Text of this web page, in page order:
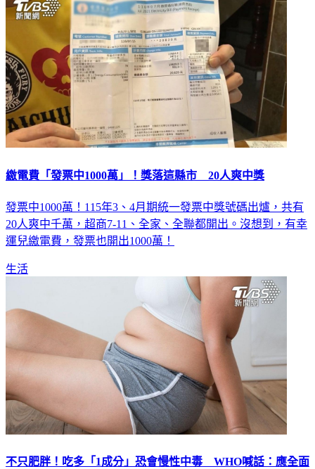
繳電費「發票中1000萬」！獎落這縣市 20人爽中獎
發票中1000萬！115年3、4月期統一發票中獎號碼出爐，共有
20人爽中千萬，超商7-11、全家、全聯都開出。沒想到，有幸
運兒繳電費，發票也開出1000萬！
生活
不只肥胖！吃多「1成分」恐會慢性中毒 WHO喊話：應全面